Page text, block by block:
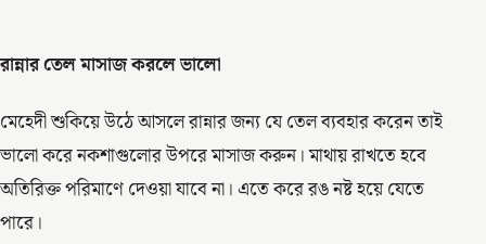
রান্নার তেল মাসাজ করলে ভালো
মেহেদী শুকিয়ে উঠে আসলে রান্নার জন্য যে তেল ব্যবহার করেন তাই
ভালো করে নকশাগুলোর উপরে মাসাজ করুন। মাথায় রাখতে হবে
অতিরিক্ত পরিমাণে দেওয়া যাবে না। এতে করে রঙ নষ্ট হয়ে যেতে
পারে।